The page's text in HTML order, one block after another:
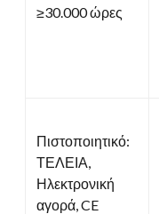
≥30.000 ώρες
Πιστοποιητικό:
ΤΕΛΕΙΑ,
Ηλεκτρονική
αγορά, CE